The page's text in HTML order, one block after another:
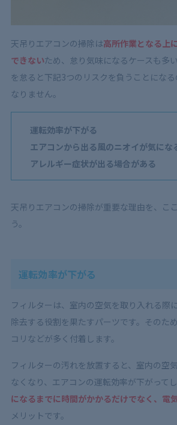
天吊りエアコンの掃除は高所作業となる上
できないため、怠り気味になるケースも多
を怠ると下記3つのリスクを負うことにな
なりません。
運転効率が下がる
エアコンから出る風のニオイが気にな
アレルギー症状が出る場合がある
天吊りエアコンの掃除が重要な理由を、こ
う。
運転効率が下がる
フィルターは、室内の空気を取り入れる際
除去する役割を果たすパーツです。そのた
コリなどが多く付着します。
フィルターの汚れを放置すると、室内の空
なくなり、エアコンの運転効率が下がってし
になるまでに時間がかかるだけでなく、電
メリットです。